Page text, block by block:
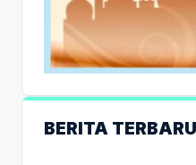
BERITA TERBARU